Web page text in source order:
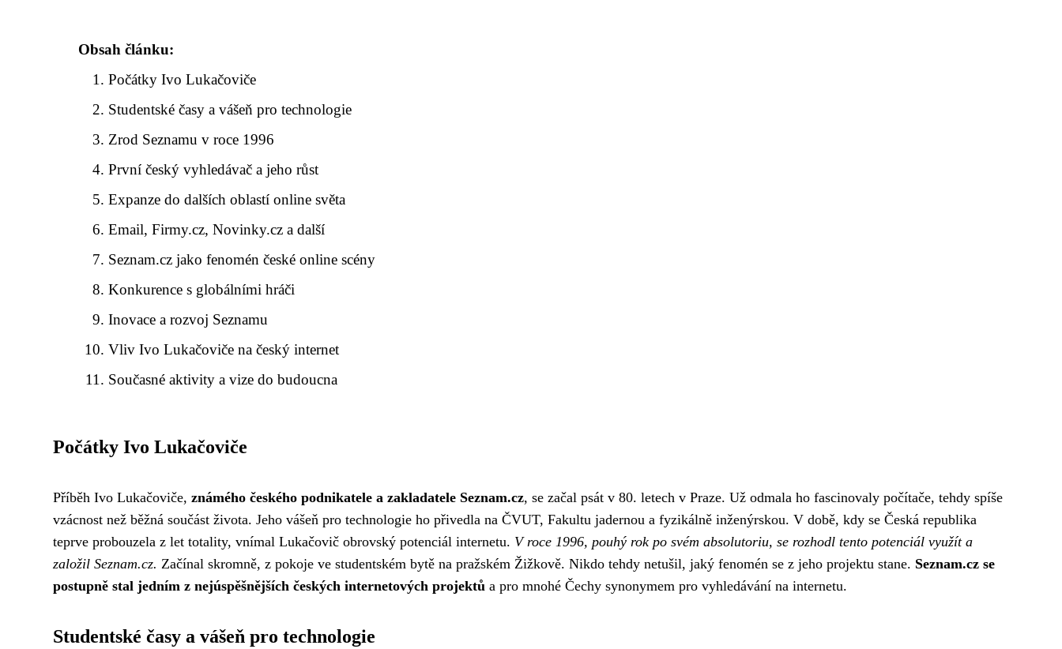
Obsah článku:
Počátky Ivo Lukačoviče
Studentské časy a vášeň pro technologie
Zrod Seznamu v roce 1996
První český vyhledávač a jeho růst
Expanze do dalších oblastí online světa
Email, Firmy.cz, Novinky.cz a další
Seznam.cz jako fenomén české online scény
Konkurence s globálními hráči
Inovace a rozvoj Seznamu
Vliv Ivo Lukačoviče na český internet
Současné aktivity a vize do budoucna
Počátky Ivo Lukačoviče
Příběh Ivo Lukačoviče, známého českého podnikatele a zakladatele Seznam.cz, se začal psát v 80. letech v Praze. Už odmala ho fascinovaly počítače, tehdy spíše
vzácnost než běžná součást života. Jeho vášeň pro technologie ho přivedla na ČVUT, Fakultu jadernou a fyzikálně inženýrskou. V době, kdy se Česká republika
teprve probouzela z let totality, vnímal Lukačovič obrovský potenciál internetu. V roce 1996, pouhý rok po svém absolutoriu, se rozhodl tento potenciál využít a
založil Seznam.cz. Začínal skromně, z pokoje ve studentském bytě na pražském Žižkově. Nikdo tehdy netušil, jaký fenomén se z jeho projektu stane. Seznam.cz se
postupně stal jedním z nejúspěšnějších českých internetových projektů a pro mnohé Čechy synonymem pro vyhledávání na internetu.
Studentské časy a vášeň pro technologie